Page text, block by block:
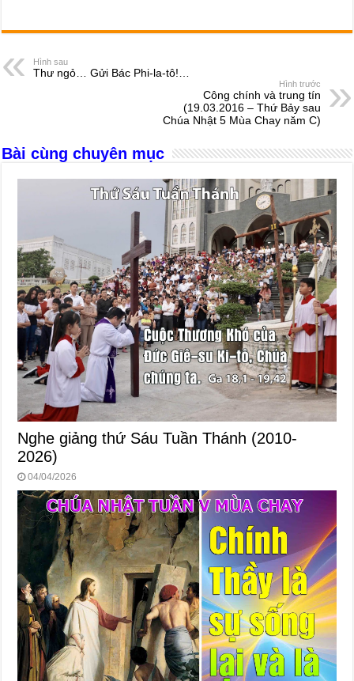
c
e
b
k
ss
n
at
A
e
d
s
er ail ar
Hình sau
Thư ngỏ… Gửi Bác Phi-la-tô!…
Hình trước
Công chính và trung tín
(19.03.2016 – Thứ Bảy sau
Chúa Nhật 5 Mùa Chay năm C)
Bài cùng chuyên mục
Nghe giảng thứ Sáu Tuần Thánh (2010-
2026)
04/04/2026